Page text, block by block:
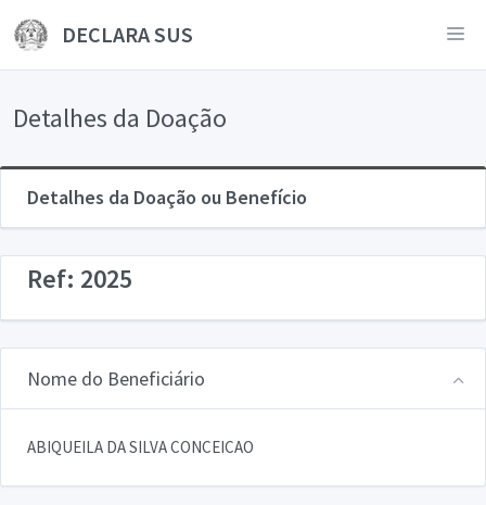
DECLARA SUS
Detalhes da Doação
Detalhes da Doação ou Benefício
Ref: 2025
Nome do Beneficiário
ABIQUEILA DA SILVA CONCEICAO